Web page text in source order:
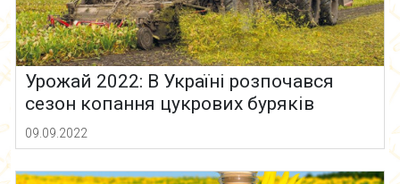
Урожай 2022: В Україні розпочався
сезон копання цукрових буряків
09.09.2022